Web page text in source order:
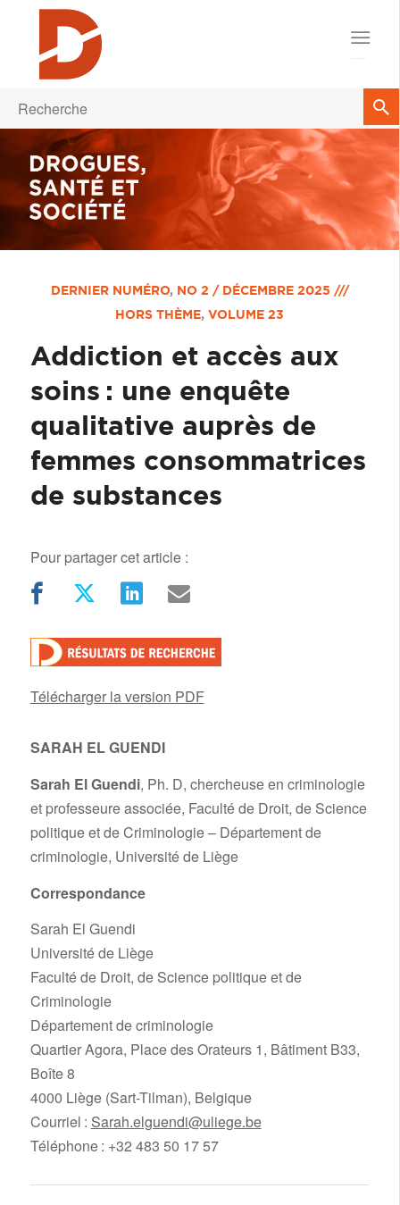
DERNIER NUMÉRO, NO 2 / DÉCEMBRE 2025 ///
HORS THÈME, VOLUME 23
Addiction et accès aux
soins : une enquête
qualitative auprès de
femmes consommatrices
de substances
Pour partager cet article :
Télécharger la version PDF
SARAH EL GUENDI
Sarah El Guendi, Ph. D, chercheuse en criminologie
et professeure associée, Faculté de Droit, de Science
politique et de Criminologie – Département de
criminologie, Université de Liège
Correspondance
Sarah El Guendi
Université de Liège
Faculté de Droit, de Science politique et de
Criminologie
Département de criminologie
Quartier Agora, Place des Orateurs 1, Bâtiment B33,
Boîte 8
4000 Liège (Sart-Tilman), Belgique
Courriel : Sarah.elguendi@uliege.be
Téléphone : +32 483 50 17 57